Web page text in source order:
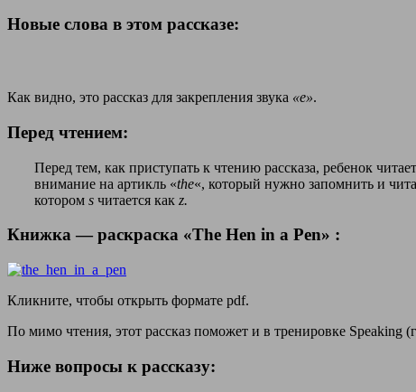
Новые слова в этом рассказе:
Как видно, это рассказ для закрепления звука «е».
Перед чтением:
Перед тем, как приступать к чтению рассказа, ребенок
внимание на артикль «the«, который нужно запомнить и
котором s читается как z.
Книжка — раскраска «The Hen in a Pen» :
Кликните, чтобы открыть формате pdf.
По мимо чтения, этот рассказ поможет и в тренировке Speaking
Ниже вопросы к рассказу: